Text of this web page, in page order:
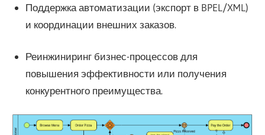
Поддержка автоматизации (экспорт в BPEL/XML)
и координации внешних заказов.
Реинжиниринг бизнес-процессов для
повышения эффективности или получения
конкурентного преимущества.